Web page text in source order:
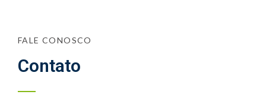
FALE CONOSCO
Contato